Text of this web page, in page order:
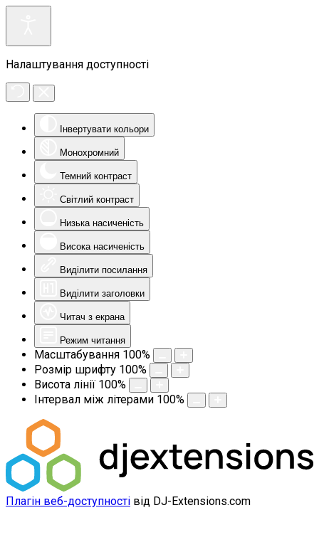
Налаштування доступності
Інвертувати кольори
Монохромний
Темний контраст
Світлий контраст
Низька насиченість
Висока насиченість
Виділити посилання
Виділити заголовки
Читач з екрана
Режим читання
Масштабування 100%
Розмір шрифту 100%
Висота лінії 100%
Інтервал між літерами 100%
Плагін веб-доступності від DJ-Extensions.com